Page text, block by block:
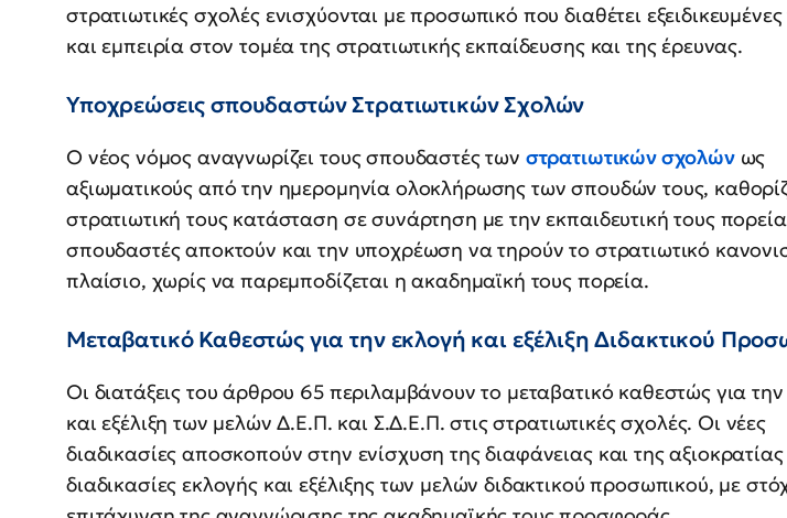
στρατιωτικές σχολές ενισχύονται με προσωπικό που διαθέτει
και εμπειρία στον τομέα της στρατιωτικής εκπαίδευσης και της έρευνας.
Υποχρεώσεις σπουδαστών Στρατιωτικών Σχολών
Ο νέος νόμος αναγνωρίζει τους σπουδαστές των στρατιωτικών σχολώνως
αξιωματικούς από την ημερομηνία ολοκλήρωσης των σπουδών τους,
στρατιωτική τους κατάσταση σε συνάρτηση με την εκπαιδευτική τους
σπουδαστές αποκτούν και την υποχρέωση να τηρούν το στρατιωτικό
πλαίσιο, χωρίς να παρεμποδίζεται η ακαδημαϊκή τους πορεία.
Μεταβατικό Καθεστώς για την εκλογή και εξέλιξη Διδακτικού
Οι διατάξεις του άρθρου 65 περιλαμβάνουν το μεταβατικό καθεστώς για
και εξέλιξη των μελών Δ.Ε.Π. και Σ.Δ.Ε.Π. στις στρατιωτικές σχολές. Οι νέες
διαδικασίες αποσκοπούν στην ενίσχυση της διαφάνειας και της αξιοκρατίας
διαδικασίες εκλογής και εξέλιξης των μελών διδακτικού προσωπικού, με